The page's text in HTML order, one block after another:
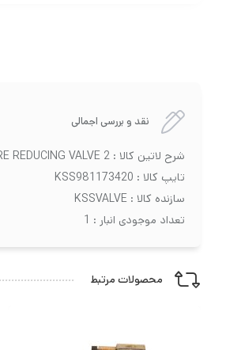
نقد و بررسی اجمالی
شرح لاتین کالا : PRESSURE REDUCING VALVE 2
تایپ کالا : KSS981173420
سازنده کالا : KSSVALVE
تعداد موجودی انبار : 1
محصولات مرتبط